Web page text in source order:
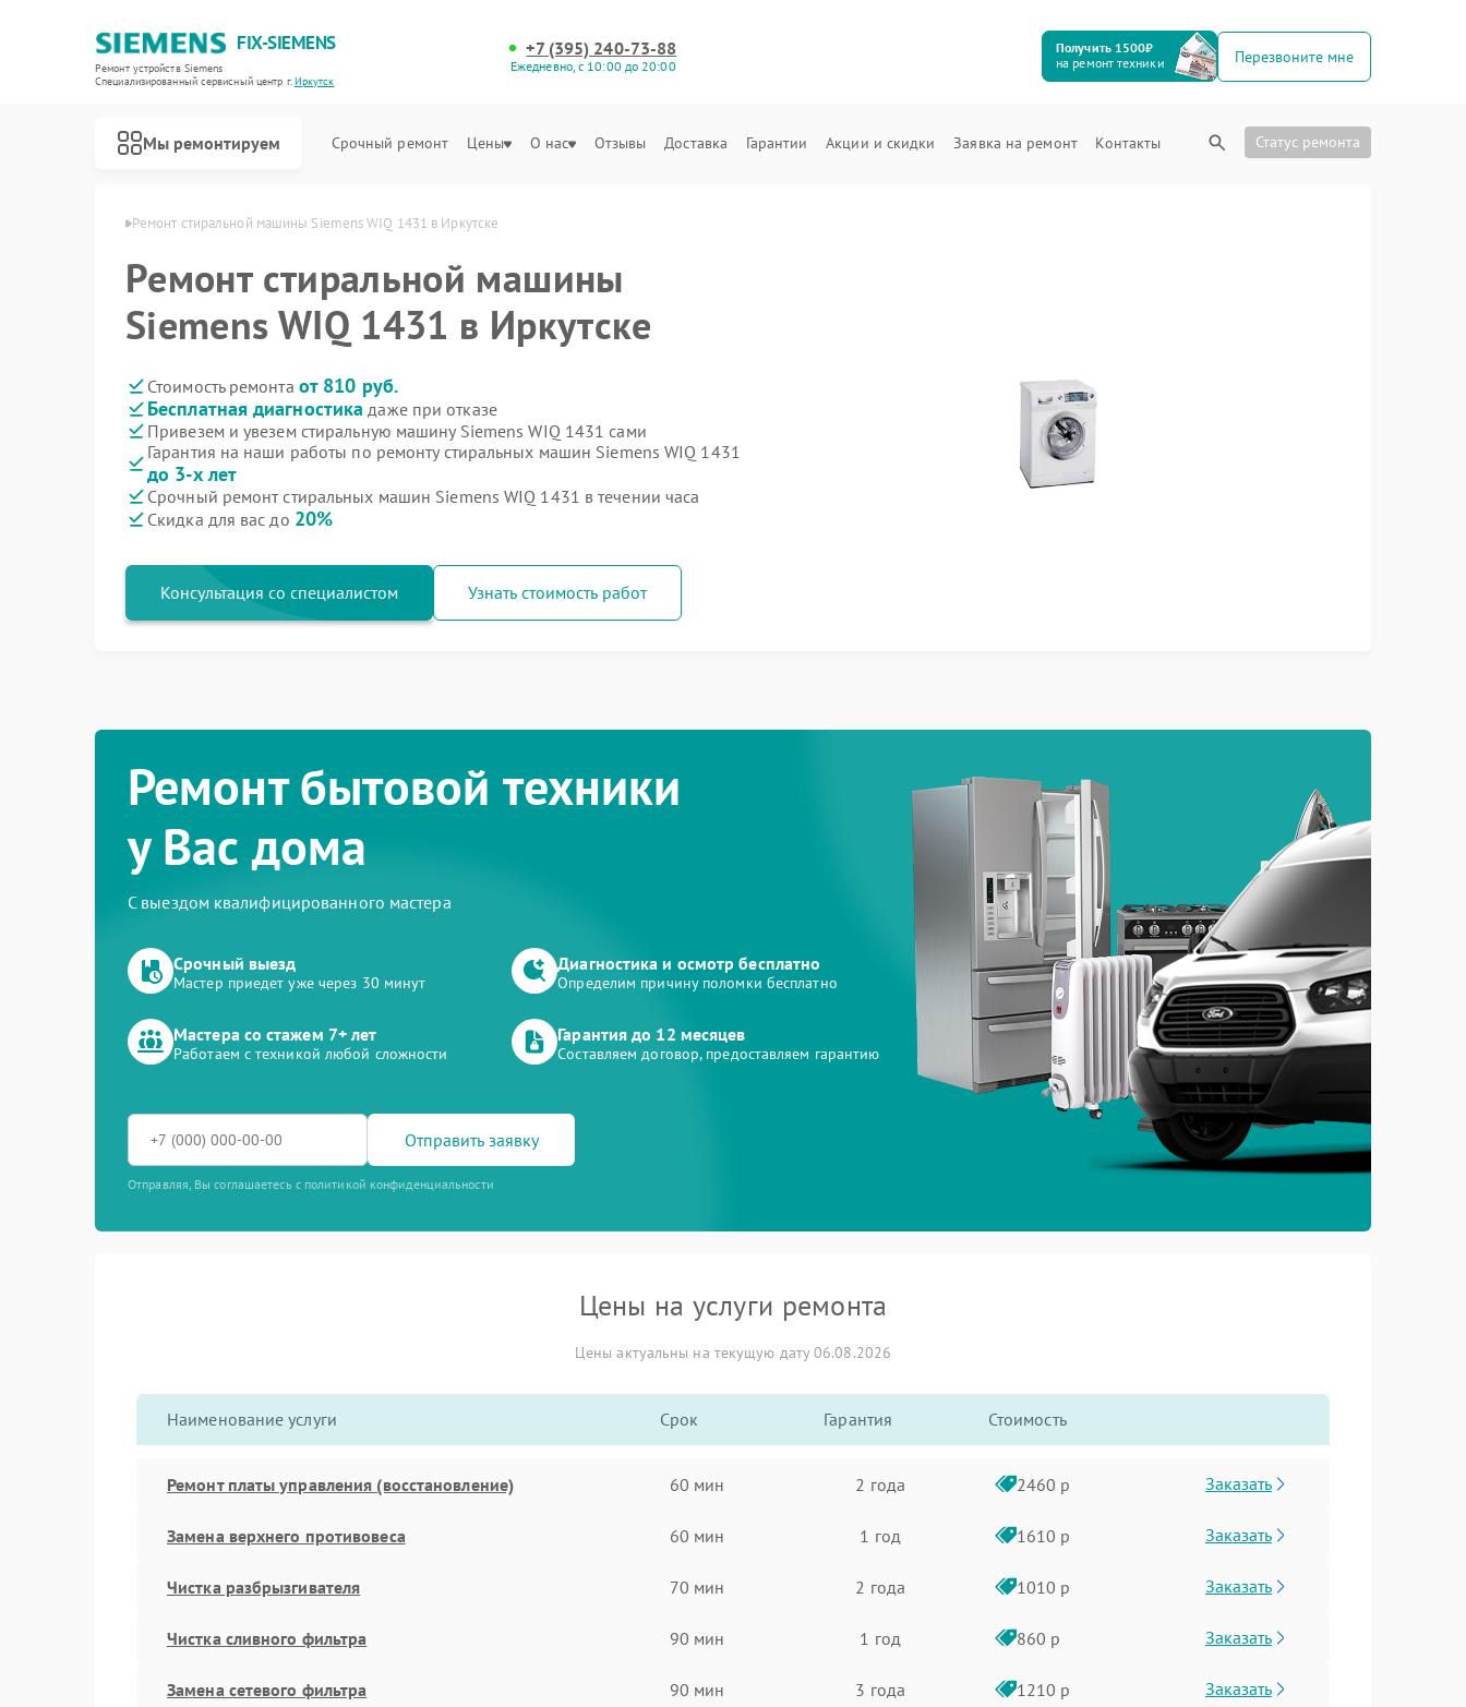
FIX-SIEMENS
Ремонт устройств Siemens
Специализированный cервисный центр г.Иркутск
+7 (395) 240-73-88
Ежедневно, с 10:00 до 20:00
Получить 1500₽
на ремонт техники
Перезвоните мне
Мы ремонтируем Срочный ремонт Цены О нас Отзывы Доставка Гарантии Акции и скидки Заявка на ремонт Контакты Статус ремонта
Ремонт стиральной машины Siemens WIQ 1431 в Иркутске
Ремонт стиральной машины
Siemens WIQ 1431 в Иркутске
Стоимость ремонта от 810 руб.
Бесплатная диагностика даже при отказе
Привезем и увезем стиральную машину Siemens WIQ 1431 сами
Гарантия на наши работы по ремонту стиральных машин Siemens WIQ 1431
до 3-х лет
Срочный ремонт стиральных машин Siemens WIQ 1431 в течении часа
Скидка для вас до 20%
Консультация со специалистом Узнать стоимость работ
Ремонт бытовой техники
у Вас дома
С выездом квалифицированного мастера
Срочный выезд
Мастер приедет уже через 30 минут
Диагностика и осмотр бесплатно
Определим причину поломки бесплатно
Мастера со стажем 7+ лет
Работаем с техникой любой сложности
Гарантия до 12 месяцев
Составляем договор, предоставляем гарантию
Отправить заявку
Отправляя, Вы соглашаетесь с политикой конфиденциальности
Цены на услуги ремонта
Цены актуальны на текущую дату 06.08.2026
Наименование услуги Срок Гарантия Стоимость
Ремонт платы управления (восстановление) 60 мин 2 года 2460 р Заказать
Замена верхнего противовеса 60 мин 1 год 1610 р Заказать
Чистка разбрызгивателя 70 мин 2 года 1010 р Заказать
Чистка сливного фильтра 90 мин 1 год 860 р Заказать
Замена сетевого фильтра 90 мин 3 года 1210 р Заказать